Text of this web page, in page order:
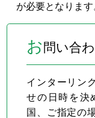
が必要となります
お問い合
インターリン
せの日時を決
国、ご指定の